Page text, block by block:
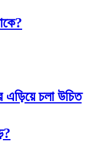
এড়িয়ে চলা উচিত